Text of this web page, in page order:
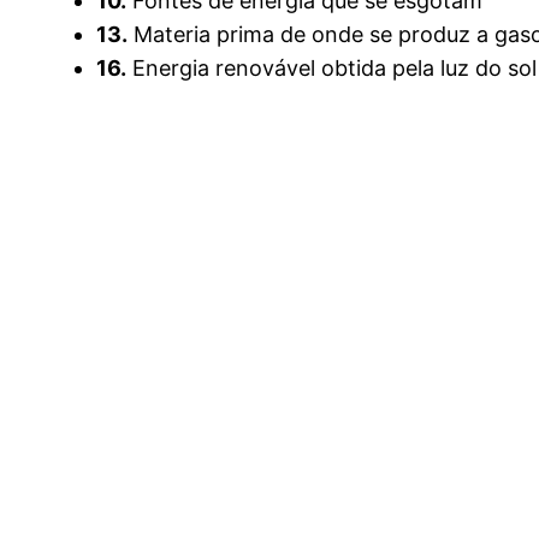
13. Materia prima de onde se produz a
16. Energia renovável obtida pela luz do sol